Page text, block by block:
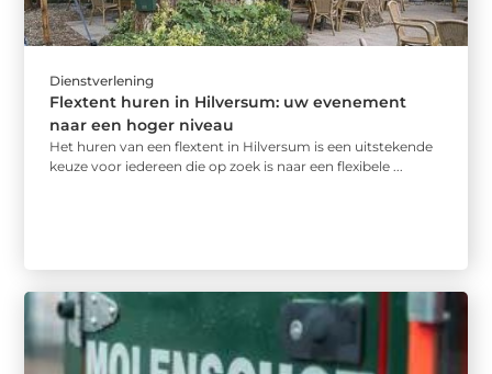
Dienstverlening
Flextent huren in Hilversum: uw evenement
naar een hoger niveau
Het huren van een flextent in Hilversum is een uitstekende
keuze voor iedereen die op zoek is naar een flexibele ...